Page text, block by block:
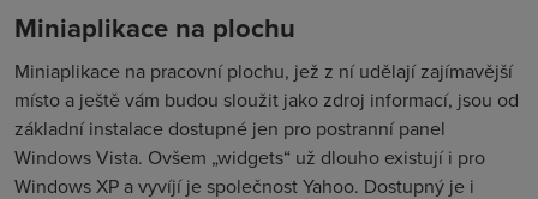
Miniaplikace na plochu
Miniaplikace na pracovní plochu, jež z ní udělají zajímavější
místo a ještě vám budou sloužit jako zdroj informací, jsou od
základní instalace dostupné jen pro postranní panel
Windows Vista. Ovšem „widgets“ už dlouho existují i pro
Windows XP a vyvíjí je společnost Yahoo. Dostupný je i